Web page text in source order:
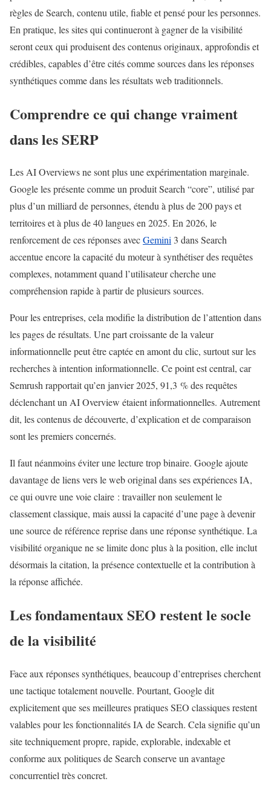
règles de Search, contenu utile, fiable et pensé pour les personnes.
En pratique, les sites qui continueront à gagner de la visibilité
seront ceux qui produisent des contenus originaux, approfondis et
crédibles, capables d’être cités comme sources dans les réponses
synthétiques comme dans les résultats web traditionnels.
Comprendre ce qui change vraiment
dans les SERP
Les AI Overviews ne sont plus une expérimentation marginale.
Google les présente comme un produit Search “core”, utilisé par
plus d’un milliard de personnes, étendu à plus de 200 pays et
territoires et à plus de 40 langues en 2025. En 2026, le
renforcement de ces réponses avecGemini 3 dans Search
accentue encore la capacité du moteur à synthétiser des requêtes
complexes, notamment quand l’utilisateur cherche une
compréhension rapide à partir de plusieurs sources.
Pour les entreprises, cela modifie la distribution de l’attention dans
les pages de résultats. Une part croissante de la valeur
informationnelle peut être captée en amont du clic, surtout sur les
recherches à intention informationnelle. Ce point est central, car
Semrush rapportait qu’en janvier 2025, 91,3 % des requêtes
déclenchant un AI Overview étaient informationnelles. Autrement
dit, les contenus de découverte, d’explication et de comparaison
sont les premiers concernés.
Il faut néanmoins éviter une lecture trop binaire. Google ajoute
davantage de liens vers le web original dans ses expériences IA,
ce qui ouvre une voie claire : travailler non seulement le
classement classique, mais aussi la capacité d’une page à devenir
une source de référence reprise dans une réponse synthétique. La
visibilité organique ne se limite donc plus à la position, elle inclut
désormais la citation, la présence contextuelle et la contribution à
la réponse affichée.
Les fondamentaux SEO restent le socle
de la visibilité
Face aux réponses synthétiques, beaucoup d’entreprises cherchent
une tactique totalement nouvelle. Pourtant, Google dit
explicitement que ses meilleures pratiques SEO classiques restent
valables pour les fonctionnalités IA de Search. Cela signifie qu’un
site techniquement propre, rapide, explorable, indexable et
conforme aux politiques de Search conserve un avantage
concurrentiel très concret.